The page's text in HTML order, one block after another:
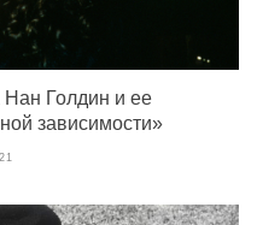
Голдин и ее
зависимости»